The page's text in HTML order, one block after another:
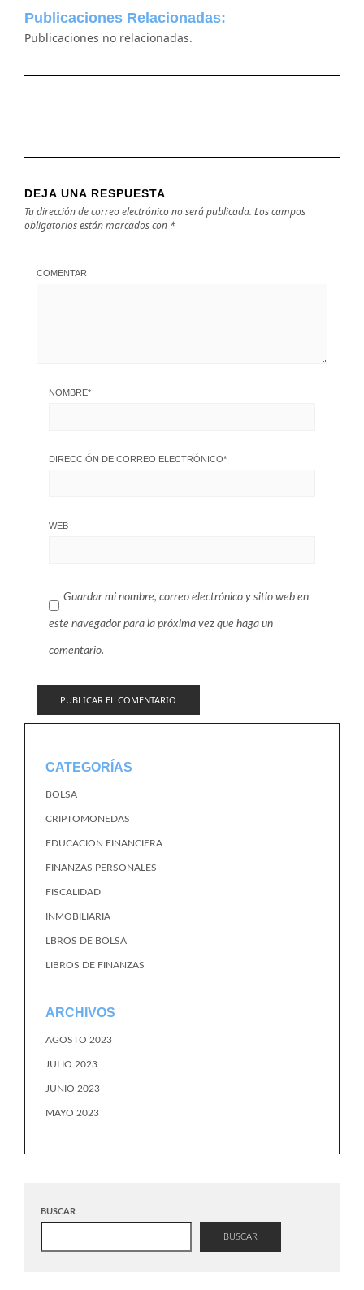
Publicaciones Relacionadas:
Publicaciones no relacionadas.
DEJA UNA RESPUESTA
Tu dirección de correo electrónico no será publicada. Los campos
obligatorios están marcados con *
COMENTAR
NOMBRE*
DIRECCIÓN DE CORREO ELECTRÓNICO*
WEB
Guardar mi nombre, correo electrónico y sitio web en
este navegador para la próxima vez que haga un
comentario.
CATEGORÍAS
BOLSA
CRIPTOMONEDAS
EDUCACION FINANCIERA
FINANZAS PERSONALES
FISCALIDAD
INMOBILIARIA
LBROS DE BOLSA
LIBROS DE FINANZAS
ARCHIVOS
AGOSTO 2023
JULIO 2023
JUNIO 2023
MAYO 2023
BUSCAR
BUSCAR